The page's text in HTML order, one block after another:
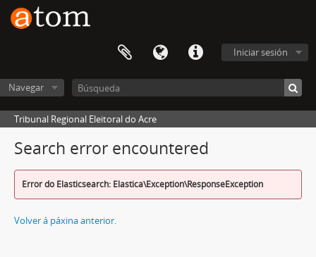
Iniciar sesión
Navegar
Tribunal Regional Eleitoral do Acre
Search error encountered
Error do Elasticsearch: Elastica\Exception\ResponseException
Volver á páxina anterior.